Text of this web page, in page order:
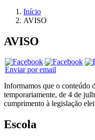
Início
AVISO
AVISO
Enviar por email
Informamos que o conteúdo
temporariamente, de 4 de
cumprimento à legislação
Escola